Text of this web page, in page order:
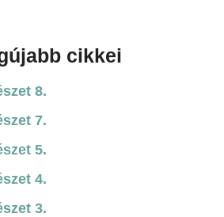
cikkei
8.
7.
5.
4.
3.